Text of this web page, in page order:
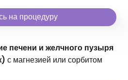
на процедуру
печени и желчного пузыря
с магнезией или сорбитом